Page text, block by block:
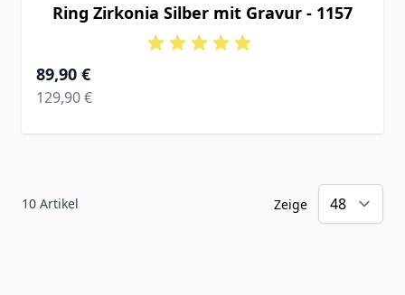
Ring Zirkonia Silber mit Gravur - 1157
Ab
89,90 €
Regular Price
129,90 €
10 Artikel Zeige